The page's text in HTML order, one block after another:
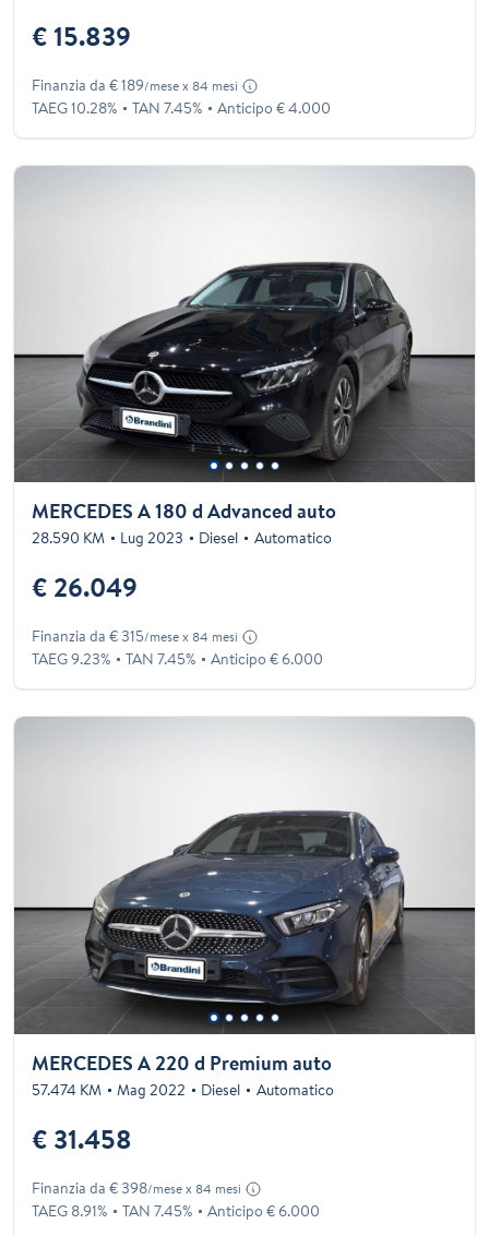
€ 15.839
Finanzia da € 189/mese x 84 mesi
TAEG 10.28% TAN 7.45% Anticipo € 4.000
MERCEDES A 180 d Advanced auto
28.590 KM Lug 2023 Diesel Automatico
€ 26.049
Finanzia da € 315/mese x 84 mesi
TAEG 9.23% TAN 7.45% Anticipo € 6.000
MERCEDES A 220 d Premium auto
57.474 KM Mag 2022 Diesel Automatico
€ 31.458
Finanzia da € 398/mese x 84 mesi
TAEG 8.91% TAN 7.45% Anticipo € 6.000